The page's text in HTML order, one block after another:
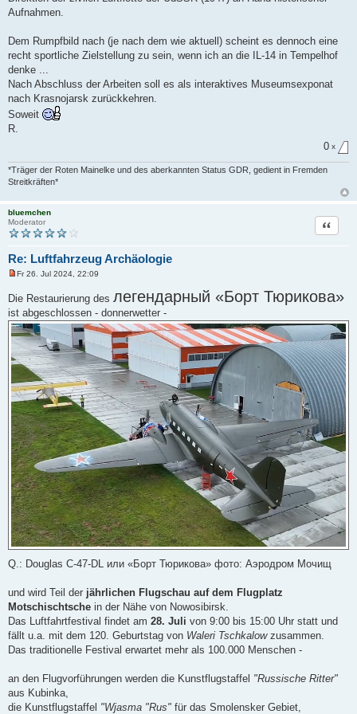
Aufnahmen.
Dem Rumpfbild nach (je nach dem wie aktuell) scheint es dennoch eine
recht sportliche Zielstellung zu sein, wenn ich an die IL-14 in Tempelhof
denke ...
Nach Abschluss der Arbeiten soll es als interaktives Museumsexponat
nach Krasnojarsk zurückkehren.
Soweit
R.
0 x
*Träger der Roten Mainelke und des aberkannten Status GDR, gedient in Fremden
Streitkräften*
bluemchen
Moderator
Re: Luftfahrzeug Archäologie
Zitat
g
e
l
e
s
e
n
e
B
e
i
t
r
a
g
Fr 26. Jul 2024, 22:09
Die Restaurierung des легендарный «Борт Тюрикова»
ist abgeschlossen - donnerwetter -
Q.: Douglas C-47-DL или «Борт Тюрикова» фото: Аэродром Мочищ
und wird Teil der jährlichen Flugschau auf dem Flugplatz
Motschischtsche in der Nähe von Nowosibirsk.
Das Luftfahrtfestival findet am 28. Juli von 9:00 bis 15:00 Uhr statt und
fällt u.a. mit dem 120. Geburtstag von Waleri Tschkalow zusammen.
Das traditionelle Festival erwartet mehr als 100.000 Menschen -
an den Flugvorführungen werden die Kunstflugstaffel "Russische Ritter"
aus Kubinka,
die Kunstflugstaffel "Wjasma "Rus" für das Smolensker Gebiet,